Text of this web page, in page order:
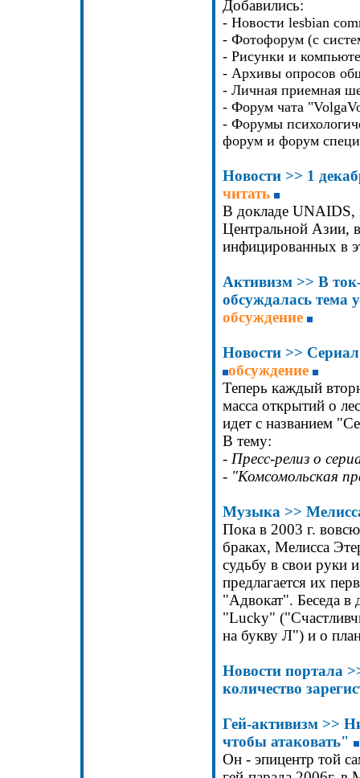
Добавились:
- Новости lesbian
- Фотофорум (с
- Рисунки и
- Архивы опросов
- Личная приемная
- Форум чата
- Форумы
форум и форум
Новости >> 1
читать
В докладе UNAIDS,
Центральной Азии,
инфицированных в
Активизм >> В
обсуждалась тема
обсуждение
Новости >>
обсуждение
Теперь каждый
масса открытий о
идет с названием
В тему:
- Пресс-релиз о
- "Комсомольская
Музыка >>
Пока в 2003 г.
браках, Мелисса
судьбу в свои руки
предлагается их
"Адвокат". Беседа
"Lucky"
на букву Л") и о
Новости портала
количество
Гей-активизм >>
чтобы атаковать"
Он - эпицентр той